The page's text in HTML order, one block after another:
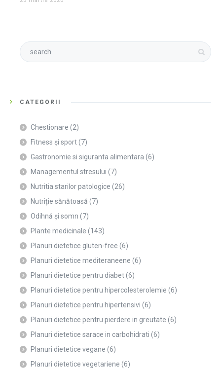
CATEGORII
Chestionare (2)
Fitness și sport(7)
Gastronomie si siguranta alimentara (6)
Managementul stresului (7)
Nutritia starilor patologice (26)
Nutriție sănătoasă (7)
Odihnă și somn (7)
Plante medicinale (143)
Planuri dietetice gluten-free (6)
Planuri dietetice mediteraneene (6)
Planuri dietetice pentru diabet(6)
Planuri dietetice pentru hipercolesterolemie (6)
Planuri dietetice pentru hipertensivi (6)
Planuri dietetice pentru pierdere in greutate (6)
Planuri dietetice sarace in carbohidrati (6)
Planuri dietetice vegane (6)
Planuri dietetice vegetariene (6)